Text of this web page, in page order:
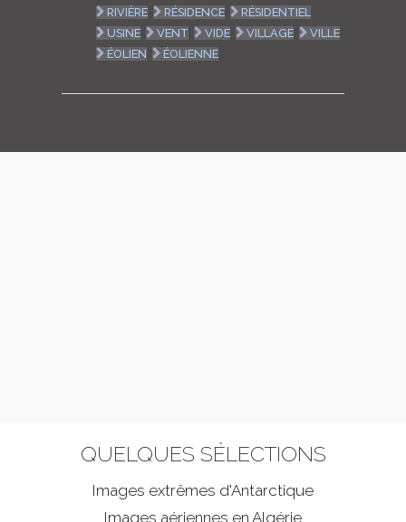
RIVIÈRE
RÉSIDENCE
RÉSIDENTIEL
USINE
VENT VIDE VILLAGE
VILLE
ÉOLIEN
ÉOLIENNE
QUELQUES SÉLECTIONS
Images extrêmes d'Antarctique
Images aériennes en Algérie